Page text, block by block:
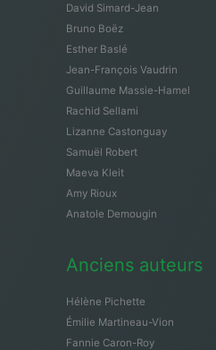
David Simard-Jean
Bruno Boëz
Esther Baslé
Jean-François Vaudrin
Guillaume Massie-Hamel
Rachid Sellami
Lizanne Castonguay
Samuël Robert
Maeva Kleit
Amy Rioux
Anatole Demougin
Anciens auteurs
Hélène Pichette
Émilie Martineau-Vion
Fannie Caron-Roy